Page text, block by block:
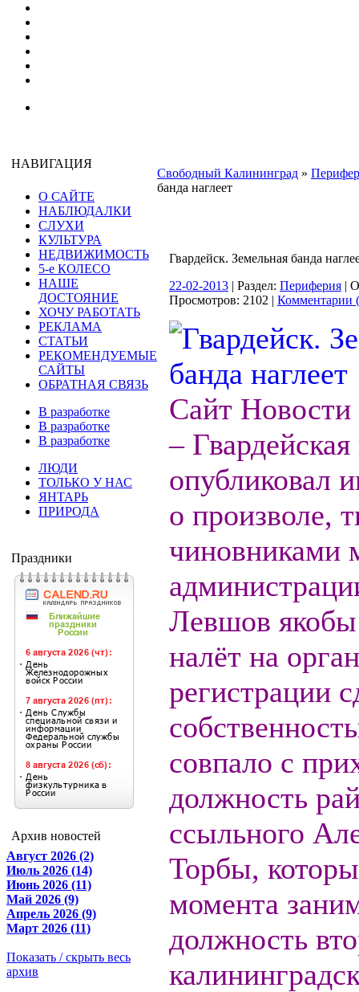
НАВИГАЦИЯ
О САЙТЕ
НАБЛЮДАЛКИ
СЛУХИ
КУЛЬТУРА
НЕДВИЖИМОСТЬ
5-е КОЛЕСО
НАШЕ
ДОСТОЯНИЕ
ХОЧУ РАБОТАТЬ
РЕКЛАМА
СТАТЬИ
РЕКОМЕНДУЕМЫЕ
САЙТЫ
ОБРАТНАЯ СВЯЗЬ
В разработке
В разработке
В разработке
ЛЮДИ
ТОЛЬКО У НАС
ЯНТАРЬ
ПРИРОДА
Праздники
Архив новостей
Август 2026 (2)
Июль 2026 (14)
Июнь 2026 (11)
Май 2026 (9)
Апрель 2026 (9)
Март 2026 (11)
Показать / скрыть весь
архив
Свободный Калининград »
банда наглеет
Гвардейск. Земельная банда
22-02-2013 | Раздел: Периферия |
Просмотров: 2102 | Комментарии
Сайт Новости
–
опубликовал
о произволе,
чиновниками
Левшов
налёт на орган
регистрации
совпало с
должность
ссыльного
Торбы,
момента
должность